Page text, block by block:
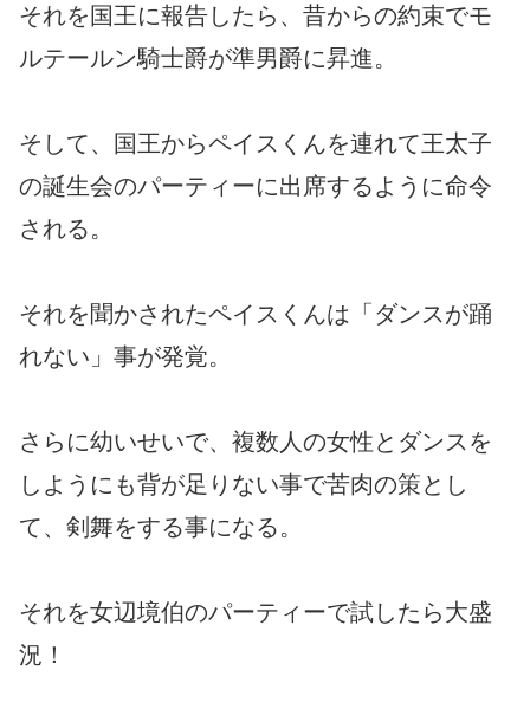
それを国王に報告したら、昔からの約束でモ
ルテールン騎士爵が準男爵に昇進。
そして、国王からペイスくんを連れて王太子
の誕生会のパーティーに出席するように命令
される。
それを聞かされたペイスくんは「ダンスが踊
れない」事が発覚。
さらに幼いせいで、複数人の女性とダンスを
しようにも背が足りない事で苦肉の策とし
て、剣舞をする事になる。
それを女辺境伯のパーティーで試したら大盛
況！